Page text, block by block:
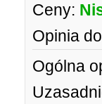
Ceny:
Opinia
Ogólna